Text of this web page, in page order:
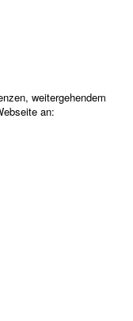
weitergehendem
an: